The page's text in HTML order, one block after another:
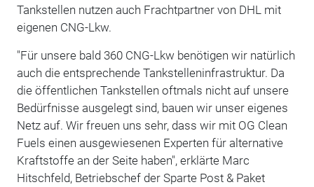
Tankstellen nutzen auch Frachtpartner von DHL mit
eigenen CNG-Lkw.
"Für unsere bald 360 CNG-Lkw benötigen wir natürlich
auch die entsprechende Tankstelleninfrastruktur. Da
die öffentlichen Tankstellen oftmals nicht auf unsere
Bedürfnisse ausgelegt sind, bauen wir unser eigenes
Netz auf. Wir freuen uns sehr, dass wir mit OG Clean
Fuels einen ausgewiesenen Experten für alternative
Kraftstoffe an der Seite haben", erklärte Marc
Hitschfeld, Betriebschef der Sparte Post & Paket